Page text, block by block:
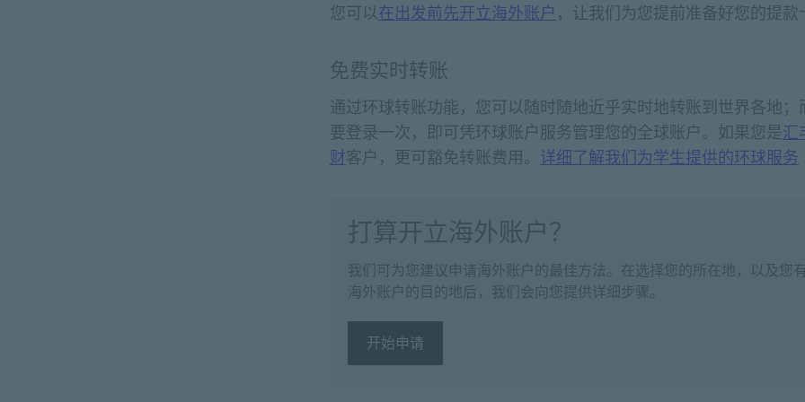
您可以在出发前先开立海外账户 ，让我们为您提前准备好您的提款
免费实时转账
通过环球转账功能，您可以随时随地近乎实时地转账到世界各地；
要登录一次，即可凭环球账户服务管理您的全球账户。如果您是汇
财客户，更可豁免转账费用。 详细了解我们为学生提供的环球服务
打算开立海外账户？
我们可为您建议申请海外账户的最佳方法。在选择您的所在地，以及您
海外账户的目的地后，我们会向您提供详细步骤。
开始申请